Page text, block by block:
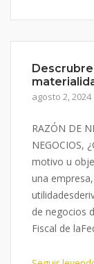
agosto 2, 2024
RAZÓN DE
NEGOCIOS,
motivo u
una
de negocios
Fiscal de